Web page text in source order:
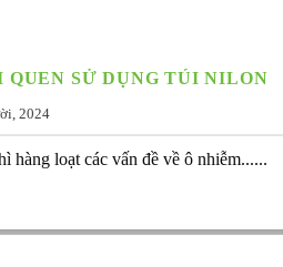
SỬ DỤNG TÚI NILON
2024
hàng loạt các vấn đề về ô nhiễm......